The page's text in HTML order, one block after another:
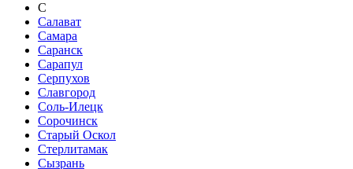
С
Салават
Самара
Саранск
Сарапул
Серпухов
Славгород
Соль-Илецк
Сорочинск
Старый Оскол
Стерлитамак
Сызрань